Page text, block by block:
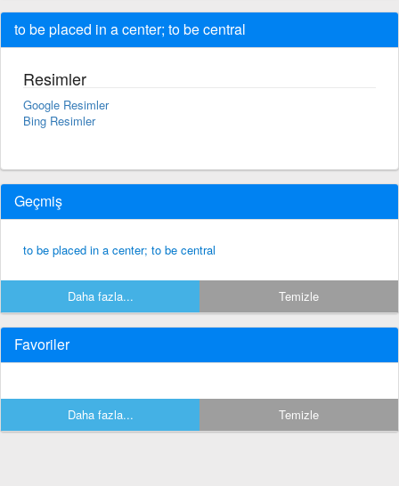
to be placed in a center; to be central
Resimler
Google Resimler
Bing Resimler
Geçmiş
to be placed in a center; to be central
Daha fazla... Temizle
Favoriler
Daha fazla... Temizle